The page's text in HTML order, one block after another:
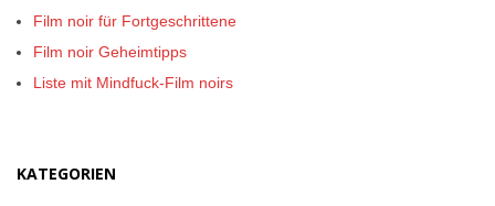
Film noir für Fortgeschrittene
Film noir Geheimtipps
Liste mit Mindfuck-Film noirs
KATEGORIEN